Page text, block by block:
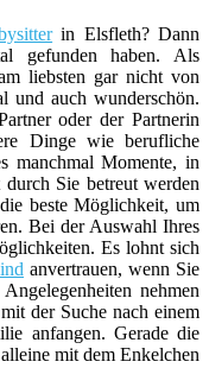
in Elsfleth? Dann
gefunden haben. Als
liebsten gar nicht von
und auch wunderschön.
oder der Partnerin
Dinge wie berufliche
manchmal Momente, in
Sie betreut werden
beste Möglichkeit, um
Bei der Auswahl Ihres
Es lohnt sich
anvertrauen, wenn Sie
nehmen
der Suche nach einem
anfangen. Gerade die
mit dem Enkelchen